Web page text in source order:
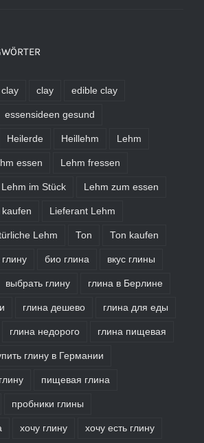
clay clay edible clay
essensideen gesund
Heilerde Heillehm Lehm
essen Lehm fressen
Lehm im Stück Lehm zum essen
kaufen Lieferant Lehm
Lehm Ton Ton kaufen
глину био глина вкус глины
выбрать глину глина в Берлине
глина дешево глина для еды
глина недорого глина пищевая
глину в Германии
пищевая глина
пробники глины
хочу глину хочу есть глину